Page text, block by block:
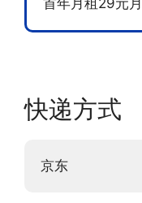
快递方式
京东